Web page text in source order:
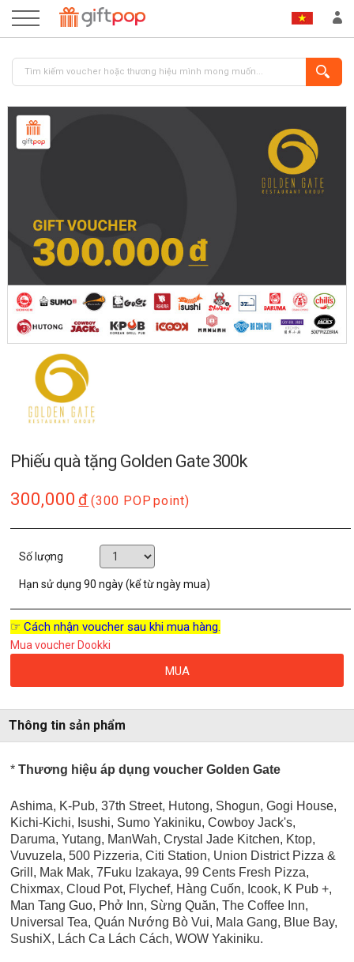
ĐĂNG NHẬP
Phiếu quà tặng Golden Gate 300k
300,000 đ (300 POP point)
Số lượng
Hạn sử dụng90 ngày (kể từ ngày mua)
☞ Cách nhận voucher sau khi mua hàng.
Mua voucher Dookki
MUA
Thông tin sản phẩm
*Thương hiệu áp dụng voucher Golden Gate
Ashima, K-Pub, 37th Street, Hutong, Shogun, Gogi House,
Kichi-Kichi, Isushi, Sumo Yakiniku, Cowboy Jack's,
Daruma, Yutang, ManWah, Crystal Jade Kitchen, Ktop,
Vuvuzela, 500 Pizzeria, Citi Station, Union District Pizza &
Grill, Mak Mak, 7Fuku Izakaya, 99 Cents Fresh Pizza,
Chixmax, Cloud Pot, Flychef, Hàng Cuốn, Icook, K Pub +,
Man Tang Guo, Phở Inn, Sừng Quăn, The Coffee Inn,
Universal Tea,Quán Nướng Bò Vui, Mala Gang, Blue Bay,
SushiX, Lách Ca Lách Cách, WOW Yakiniku.